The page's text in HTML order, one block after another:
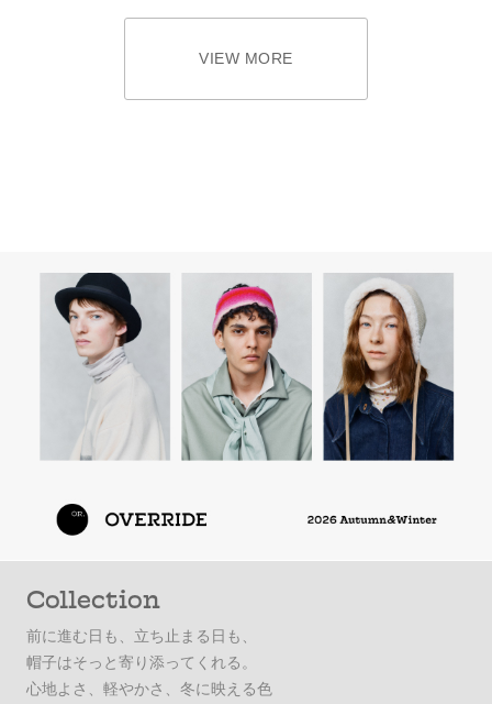
VIEW MORE
Collection
前に進む日も、立ち止まる日も、
帽子はそっと寄り添ってくれる。
心地よさ、軽やかさ、冬に映える色